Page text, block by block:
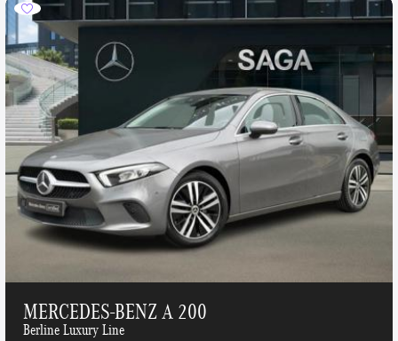
MERCEDES-BENZ A 200
Berline Luxury Line